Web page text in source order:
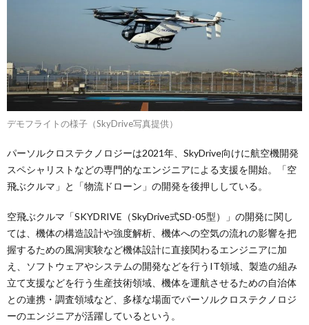
デモフライトの様子（SkyDrive写真提供）
パーソルクロステクノロジーは2021年、SkyDrive向けに航空機開発
スペシャリストなどの専門的なエンジニアによる支援を開始。「空
飛ぶクルマ」と「物流ドローン」の開発を後押ししている。
空飛ぶクルマ「SKYDRIVE（SkyDrive式SD-05型）」の開発に関し
ては、機体の構造設計や強度解析、機体への空気の流れの影響を把
握するための風洞実験など機体設計に直接関わるエンジニアに加
え、ソフトウェアやシステムの開発などを行うIT領域、製造の組み
立て支援などを行う生産技術領域、機体を運航させるための自治体
との連携・調査領域など、多様な場面でパーソルクロステクノロジ
ーのエンジニアが活躍しているという。